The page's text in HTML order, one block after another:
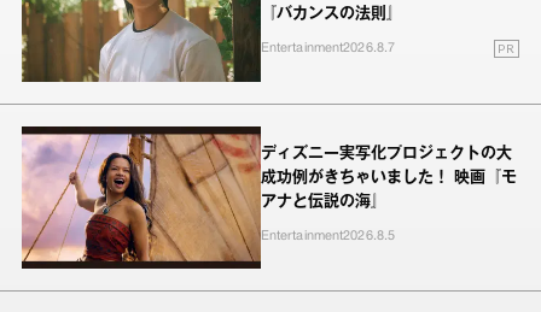
『バカンスの法則』
Entertainment2026.8.7 PR
ディズニー実写化プロジェクトの大
成功例がきちゃいました！ 映画『モ
アナと伝説の海』
Entertainment2026.8.5